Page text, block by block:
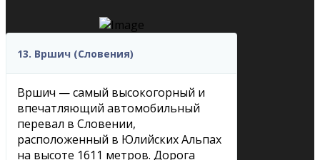
13. Вршич (Словения)
Вршич — самый высокогорный и
впечатляющий автомобильный
перевал в Словении,
расположенный в Юлийских Альпах
на высоте 1611 метров. Дорога